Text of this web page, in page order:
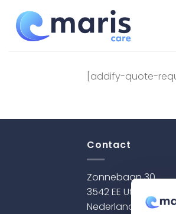
naar
inhoud
[addify-quote-
Contact
Zonnebaan 30
3542 EE Utrecht
Nederland